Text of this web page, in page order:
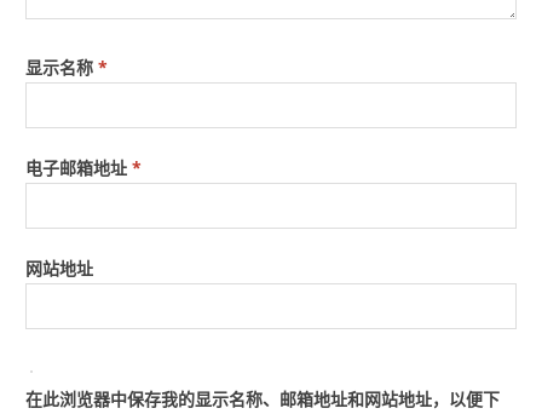
显示名称*
电子邮箱地址*
网站地址
在此浏览器中保存我的显示名称、邮箱地址和网站地址，以便下